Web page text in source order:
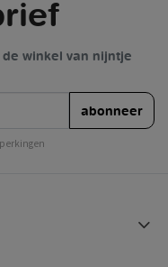
winkel van nijntje
abonneer